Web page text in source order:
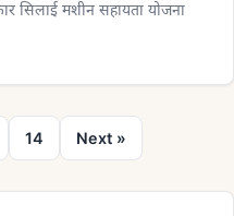
सिलाई मशीन सहायता योजना
14 Next »